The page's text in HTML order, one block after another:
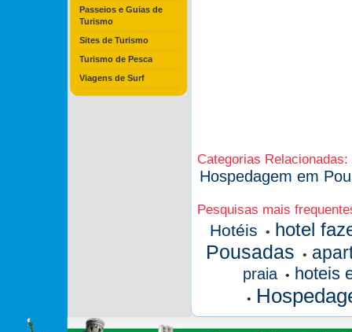
Passeios e Guias de
Turismo
Sites de Turismo
Turismo de Pesca
Viagens de Surf
Categorias Relacionadas:
Hospedagem em
Pesquisas mais
Hotéis • hotel
Pousadas •
praia • hoteis
•